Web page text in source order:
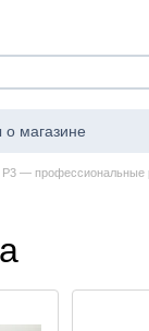
магазине
— профессиональные